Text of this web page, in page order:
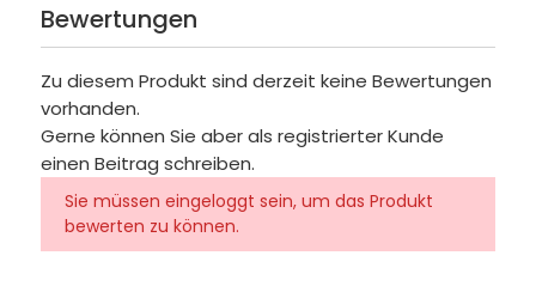
Bewertungen
Zu diesem Produkt sind derzeit keine Bewertungen
vorhanden.
Gerne können Sie aber als registrierter Kunde
einen Beitrag schreiben.
Sie müssen eingeloggt sein, um das Produkt
bewerten zu können.